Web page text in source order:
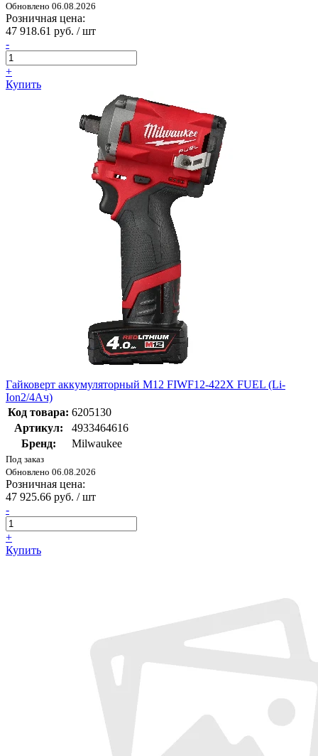
Обновлено 06.08.2026
Розничная цена:
47 918.61 руб. / шт
-
+
Купить
Гайковерт аккумуляторный M12 FIWF12-422X FUEL (Li-
Ion2/4Ач)
Код товара: 6205130
Артикул:
4933464616
Бренд:
Milwaukee
Под заказ
Обновлено 06.08.2026
Розничная цена:
47 925.66 руб. / шт
-
+
Купить